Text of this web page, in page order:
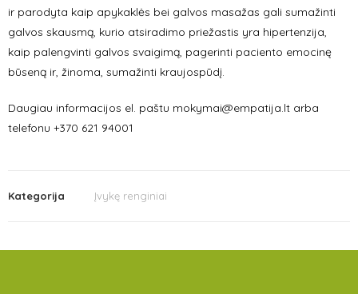
ir parodyta kaip apykaklės bei galvos masažas gali sumažinti
galvos skausmą, kurio atsiradimo priežastis yra hipertenzija,
kaip palengvinti galvos svaigimą, pagerinti paciento emocinę
būseną ir, žinoma, sumažinti kraujospūdį.
Daugiau informacijos el. paštu mokymai@empatija.lt arba
telefonu +370 621 94001
Kategorija Įvykę renginiai